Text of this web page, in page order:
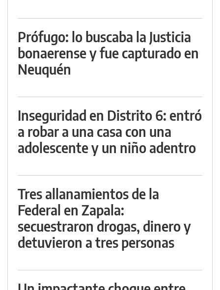
Prófugo: lo buscaba la Justicia
bonaerense y fue capturado en
Neuquén
Inseguridad en Distrito 6: entró
a robar a una casa con una
adolescente y un niño adentro
Tres allanamientos de la
Federal en Zapala:
secuestraron drogas, dinero y
detuvieron a tres personas